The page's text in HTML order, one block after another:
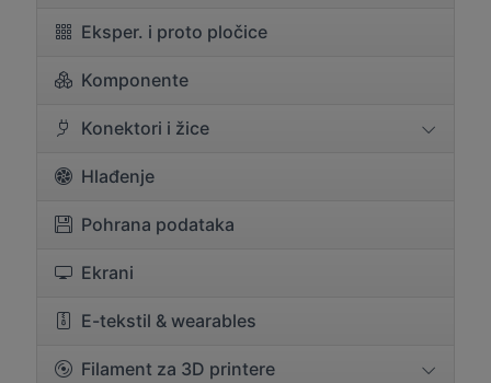
Eksper. i proto pločice
Komponente
Konektori i žice
Hlađenje
Pohrana podataka
Ekrani
E-tekstil & wearables
Filament za 3D printere